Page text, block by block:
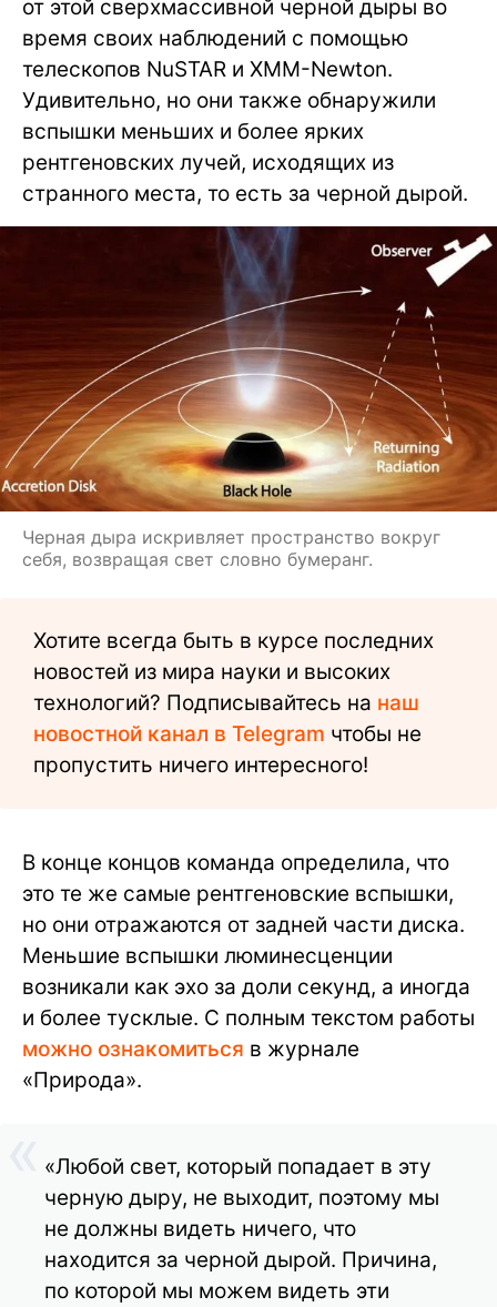
от этой сверхмассивной черной дыры во
время своих наблюдений с помощью
телескопов NuSTAR и XMM-Newton.
Удивительно, но они также обнаружили
вспышки меньших и более ярких
рентгеновских лучей, исходящих из
странного места, то есть за черной дырой.
Черная дыра искривляет пространство вокруг
себя, возвращая свет словно бумеранг.
Хотите всегда быть в курсе последних
новостей из мира науки и высоких
технологий? Подписывайтесь на наш
новостной канал в Telegram чтобы не
пропустить ничего интересного!
В конце концов команда определила, что
это те же самые рентгеновские вспышки,
но они отражаются от задней части диска.
Меньшие вспышки люминесценции
возникали как эхо за доли секунд, а иногда
и более тусклые. С полным текстом работы
можно ознакомиться в журнале
«Природа».
«Любой свет, который попадает в эту
черную дыру, не выходит, поэтому мы
не должны видеть ничего, что
находится за черной дырой. Причина,
по которой мы можем видеть эти